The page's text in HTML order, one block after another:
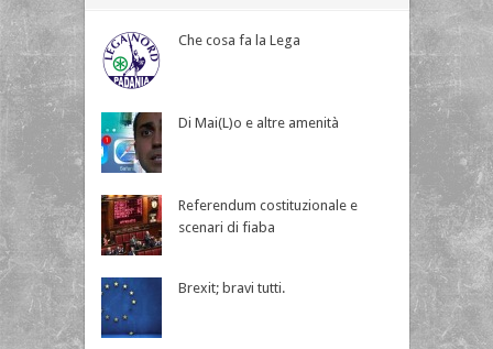
Che cosa fa la Lega
Di Mai(L)o e altre amenità
Referendum costituzionale e
scenari di fiaba
Brexit; bravi tutti.